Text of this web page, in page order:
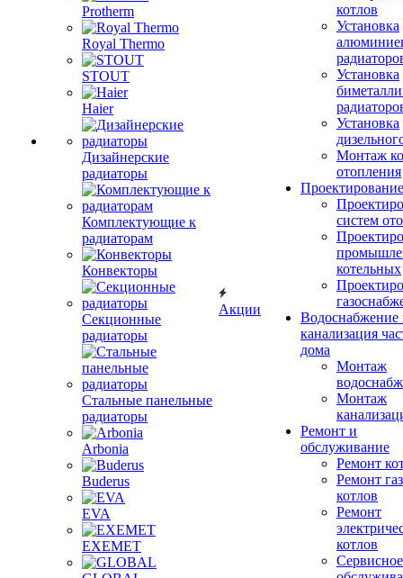
Protherm
Royal Thermo
STOUT
Haier
Дизайнерские
радиаторы
Комплектующие к
радиаторам
Конвекторы
Секционные
радиаторы
Стальные панельные
радиаторы
Arbonia
Buderus
EVA
EXEMET
Акции
котлов
Установка
Установка
Установка
Монтаж
отопления
Проектирование
систем
котельных
Водоснабжение
канализация
дома
Монтаж
Монтаж
Ремонт и
обслуживание
Ремонт
Ремонт
котлов
Ремонт
котлов
Сервисное